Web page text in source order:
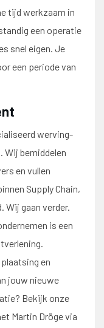
tijd werkzaam in
een operatie
snel eigen. Je
een periode van
werving-
Wij bemiddelen
en vullen
Supply Chain,
Wij gaan verder.
is een
en
jouw nieuwe
Bekijk onze
Martin Dröge via